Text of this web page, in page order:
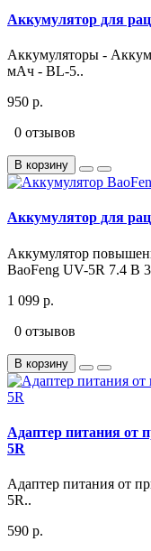
Аккумулятор для
Аккумуляторы -
мАч - BL-5..
950 р.
0 отзывов
В корзину
Аккумулятор для
Аккумулятор
BaoFeng UV-5R 7.4 В
1 099 р.
0 отзывов
В корзину
Адаптер питания от
5R
Адаптер питания от
5R..
590 р.